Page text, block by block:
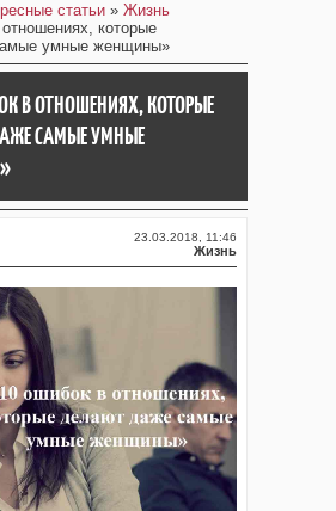
статьи » Жизнь
которые
умные женщины»
В ОТНОШЕНИЯХ, КОТОРЫЕ
САМЫЕ УМНЫЕ
23.03.2018, 11:46
Жизнь